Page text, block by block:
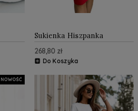
Sukienka Hiszpanka
Czerwona NU138-9
268,80 zł
Do Koszyka
NOWOŚĆ